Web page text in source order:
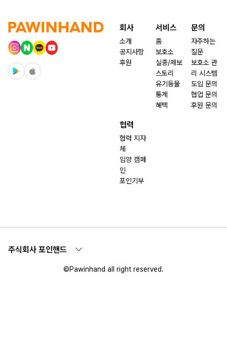
회사
소개
공지사항
후원
서비스
홈
보호소
실종/제보
스토리
유기동물
통계
혜택
문의
자주하는
질문
보호소 관
리 시스템
도입 문의
협업 문의
후원 문의
협력
협력 지자
체
입양 캠페
인
포인기부
주식회사 포인핸드
©Pawinhand all right reserved.